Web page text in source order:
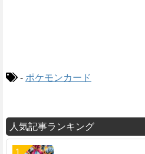
- ポケモンカード
人気記事ランキング